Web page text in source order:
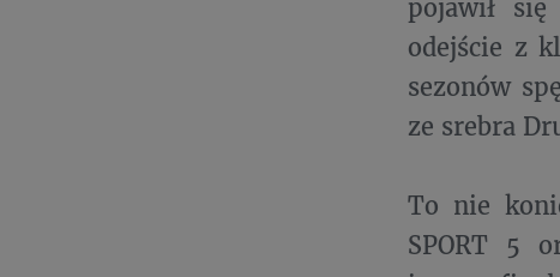
pojawił
odejście z
sezonów
ze srebra
To nie
SPORT 5